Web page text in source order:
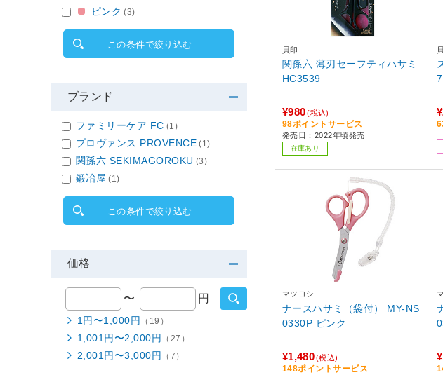
貝印
関孫六 薄刃セーフティハサミ
HC3539
¥980 (税込)
98ポイントサービス
発売日：2022年頃発売
在庫あり
7
マツヨシ
ナースハサミ（袋付） MY-NS
0330P ピンク
¥1,480(税込)
148ポイントサービス
ピンク (3)
この条件で絞り込む
ブランド
ファミリーケア FC (1)
プロヴァンス PROVENCE (1)
関孫六 SEKIMAGOROKU (3)
鍛冶屋 (1)
この条件で絞り込む
価格
〜 円
1円〜1,000円 （19）
1,001円〜2,000円 （27）
2,001円〜3,000円 （7）